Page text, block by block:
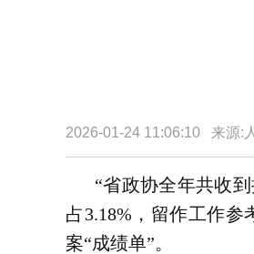
2026-01-24 11:06:10 来源:
“省政协全年共收
占3.18%，留作工作
案“成绩单”。